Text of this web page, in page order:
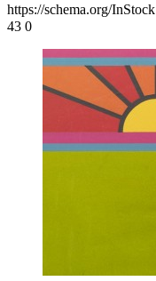
https://schema.org/InStock
43 0